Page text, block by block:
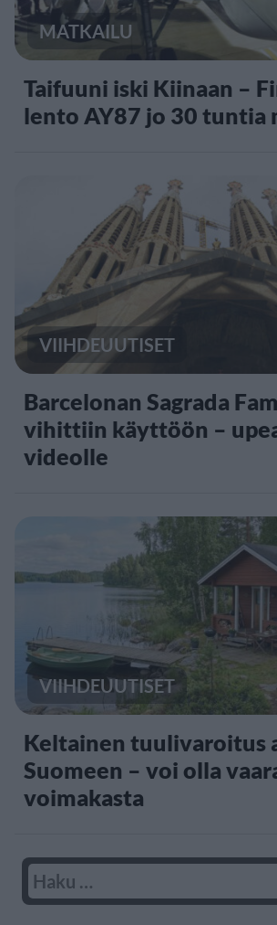
MATKAILU
Taifuuni iski Kiinaan –
lento AY87 jo 30 tuntia
VIIHDEUUTISET
Barcelonan Sagrada
vihittiin käyttöön –
videolle
VIIHDEUUTISET
Keltainen tuulivaroitus
Suomeen – voi olla
voimakasta